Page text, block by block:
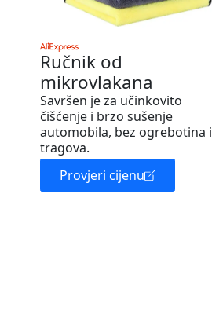
Ručnik od
mikrovlakana
Savršen je za učinkovito
čišćenje i brzo sušenje
automobila, bez ogrebotina i
tragova.
Provjeri cijenu